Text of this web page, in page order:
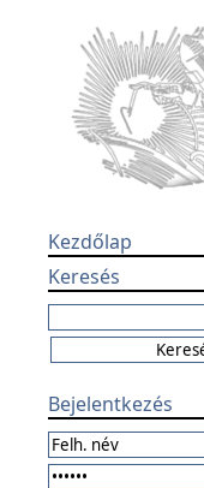
Kezdőlap
Keresés
Bejelentkezés